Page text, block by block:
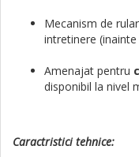
Mecanism de
intretinere
Amenajat pentru
disponibil la nivel
Caractristici tehnice: